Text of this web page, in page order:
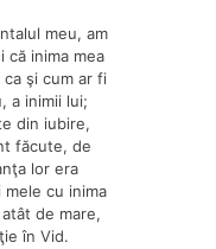
meu, am
inima mea
şi cum ar fi
a inimii lui;
din iubire,
făcute, de
lor era
cu inima
de mare,
în Vid.